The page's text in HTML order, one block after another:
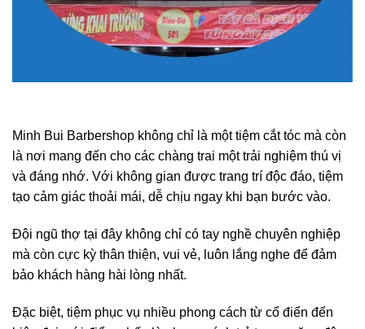
Minh Bui Barbershop không chỉ là một tiệm cắt tóc mà còn
là nơi mang đến cho các chàng trai một trải nghiệm thú vị
và đáng nhớ. Với không gian được trang trí độc đáo, tiệm
tạo cảm giác thoải mái, dễ chịu ngay khi bạn bước vào.
Đội ngũ thợ tại đây không chỉ có tay nghề chuyên nghiệp
mà còn cực kỳ thân thiện, vui vẻ, luôn lắng nghe để đảm
bảo khách hàng hài lòng nhất.
Đặc biệt, tiệm phục vụ nhiều phong cách từ cổ điển đến